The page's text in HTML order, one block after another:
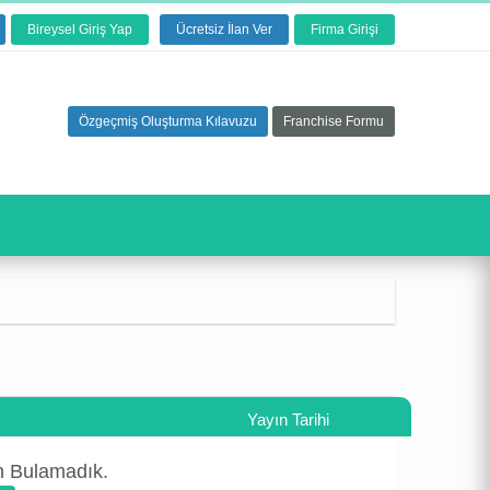
Bireysel Giriş Yap Firma Girişi
Ücretsiz İlan Ver
Özgeçmiş Oluşturma Kılavuzu Franchise Formu
Yayın Tarihi
Bulamadık.